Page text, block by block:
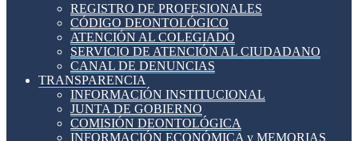
REGISTRO DE PROFESIONALES
CÓDIGO DEONTOLÓGICO
ATENCIÓN AL COLEGIADO
SERVICIO DE ATENCIÓN AL CIUDADANO
CANAL DE DENUNCIAS
TRANSPARENCIA
INFORMACIÓN INSTITUCIONAL
JUNTA DE GOBIERNO
COMISIÓN DEONTOLÓGICA
INFORMACIÓN ECONÓMICA y MEMORIAS